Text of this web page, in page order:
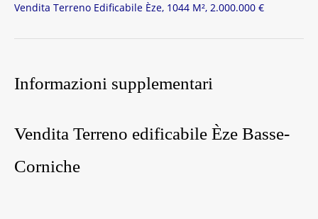
Vendita Terreno Edificabile Èze, 1044 M², 2.000.000 €
Informazioni supplementari
Vendita Terreno edificabile Èze Basse-
Corniche